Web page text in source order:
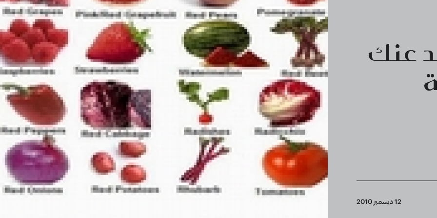
عنك
12 ديسمبر 2010